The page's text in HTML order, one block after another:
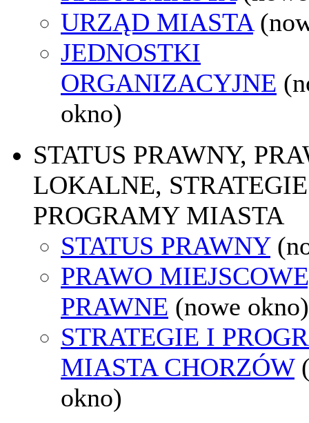
URZĄD MIASTA
JEDNOSTKI
ORGANIZACYJNE
okno)
STATUS PRAWNY,
LOKALNE,
PROGRAMY MIASTA
STATUS PRAWNY
PRAWO
PRAWNE (nowe okno)
STRATEGIE I
MIASTA CHORZÓW
okno)